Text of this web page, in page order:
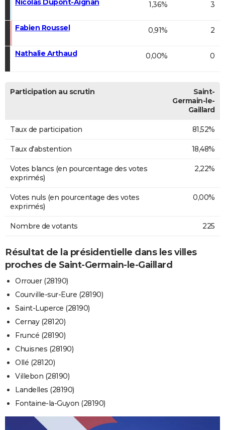
Nicolas Dupont-Aignan 1,36% 3
Fabien Roussel 0,91% 2
Nathalie Arthaud 0,00% 0
Participation au scrutin
Saint-
Germain-le-
Gaillard
Taux de participation 81,52%
Taux d'abstention 18,48%
Votes blancs (en pourcentage des votes
exprimés)
2,22%
Votes nuls (en pourcentage des votes
exprimés)
0,00%
Nombre de votants 225
Résultat de la présidentielle dans les villes
proches de Saint-Germain-le-Gaillard
Orrouer (28190)
Courville-sur-Eure (28190)
Saint-Luperce (28190)
Cernay (28120)
Fruncé (28190)
Chuisnes (28190)
Ollé (28120)
Villebon (28190)
Landelles (28190)
Fontaine-la-Guyon (28190)